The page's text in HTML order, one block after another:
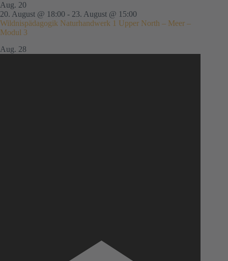
Aug. 20
20. August @ 18:00 - 23. August @ 15:00
Wildnispädagogik Naturhandwerk 1 Upper North – Meer –
Modul 3
Aug. 28